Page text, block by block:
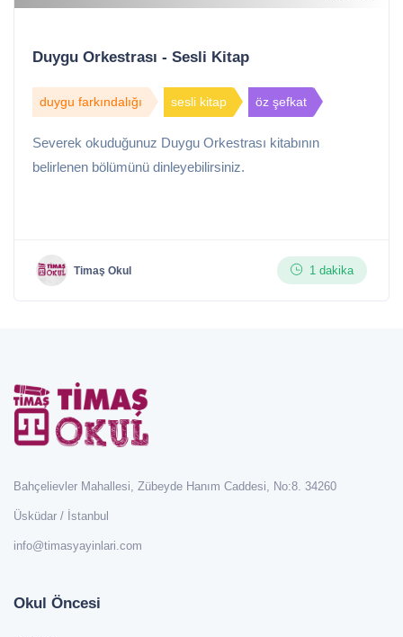
Duygu Orkestrası - Sesli Kitap
duygu farkındalığı sesli kitap öz şefkat
Severek okuduğunuz Duygu Orkestrası kitabının
belirlenen bölümünü dinleyebilirsiniz.
Timaş Okul 1 dakika
Bahçelievler Mahallesi, Zübeyde Hanım Caddesi, No:8. 34260
Üsküdar / İstanbul
info@timasyayinlari.com
Okul Öncesi